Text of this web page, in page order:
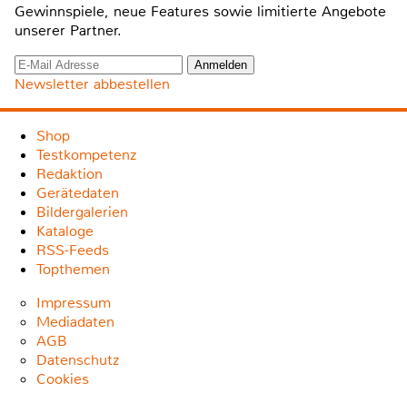
Gewinnspiele, neue Features sowie limitierte Angebote
unserer Partner.
Newsletter abbestellen
Shop
Testkompetenz
Redaktion
Gerätedaten
Bildergalerien
Kataloge
RSS-Feeds
Topthemen
Impressum
Mediadaten
AGB
Datenschutz
Cookies